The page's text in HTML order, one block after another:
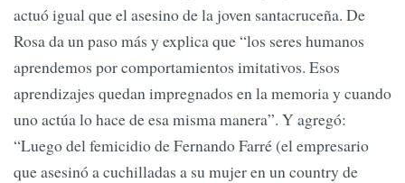
actuó igual que el asesino de la joven santacruceña. De
Rosa da un paso más y explica que “los seres humanos
aprendemos por comportamientos imitativos. Esos
aprendizajes quedan impregnados en la memoria y cuando
uno actúa lo hace de esa misma manera”. Y agregó:
“Luego del femicidio de Fernando Farré (el empresario
que asesinó a cuchilladas a su mujer en un country de